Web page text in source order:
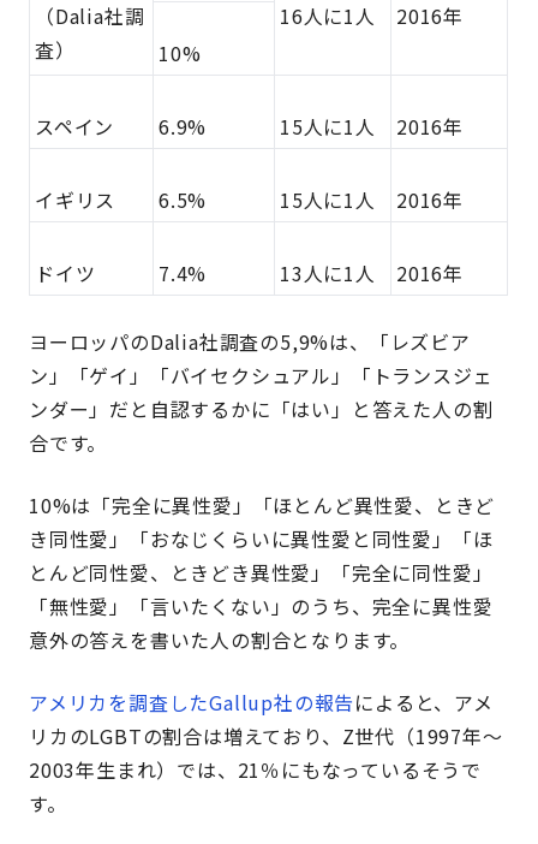
（Dalia社調
査）
16人に1人
2016年
10%
スペイン 6.9% 15人に1人 2016年
イギリス 6.5% 15人に1人 2016年
ドイツ 7.4% 13人に1人 2016年
ヨーロッパのDalia社調査の5,9%は、「レズビア
ン」「ゲイ」「バイセクシュアル」「トランスジェ
ンダー」だと自認するかに「はい」と答えた人の割
合です。
10%は「完全に異性愛」「ほとんど異性愛、ときど
き同性愛」「おなじくらいに異性愛と同性愛」「ほ
とんど同性愛、ときどき異性愛」「完全に同性愛」
「無性愛」「言いたくない」のうち、完全に異性愛
意外の答えを書いた人の割合となります。
アメリカを調査したGallup社の報告によると、アメ
リカのLGBTの割合は増えており、Z世代（1997年〜
2003年生まれ）では、21％にもなっているそうで
す。